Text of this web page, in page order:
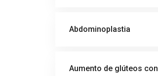
Abdominoplastia
Aumento de glúteos con